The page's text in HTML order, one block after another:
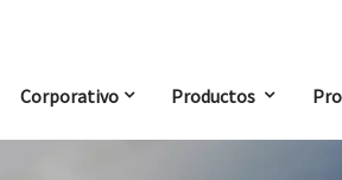
Corporativo Productos